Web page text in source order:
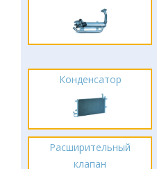
Конденсатор
Расширительный
клапан